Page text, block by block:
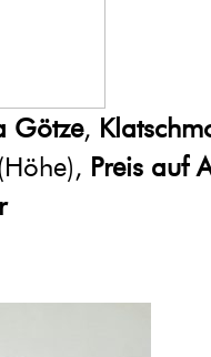
Götze,
Preis auf